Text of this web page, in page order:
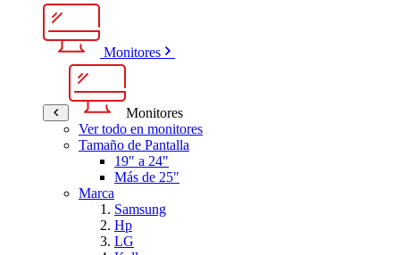
Monitores
Monitores
Ver todo en monitores
Tamaño de Pantalla
19" a 24"
Más de 25"
Marca
Samsung
Hp
LG